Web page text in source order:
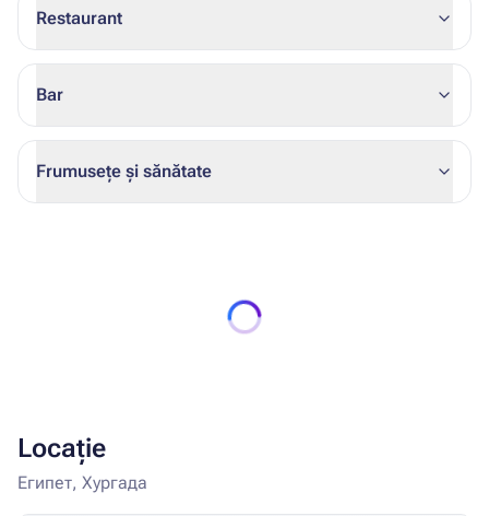
Restaurant
Bar
Frumusețe și sănătate
Locație
Египет, Хургада